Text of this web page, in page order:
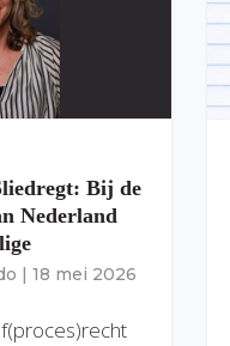
Bij de
Nederland
| 18 mei 2026